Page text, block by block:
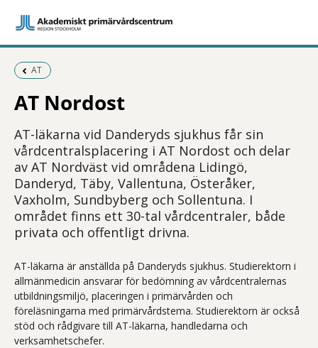
Föregående sida:
AT
AT Nordost
AT-läkarna vid Danderyds sjukhus får sin
vårdcentralsplacering i AT Nordost och delar
av AT Nordväst vid områdena Lidingö,
Danderyd, Täby, Vallentuna, Österåker,
Vaxholm, Sundbyberg och Sollentuna. I
området finns ett 30-tal vårdcentraler, både
privata och offentligt drivna.
AT-läkarna är anställda på Danderyds sjukhus. Studierektorn i
allmänmedicin ansvarar för bedömning av vårdcentralernas
utbildningsmiljö, placeringen i primärvården och
föreläsningarna med primärvårdstema. Studierektorn är också
stöd och rådgivare till AT-läkarna, handledarna och
verksamhetschefer.